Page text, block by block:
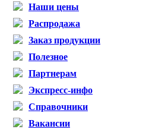
Наши цены
Распродажа
Заказ продукции
Полезное
Партнерам
Экспресс-инфо
Справочники
Вакансии